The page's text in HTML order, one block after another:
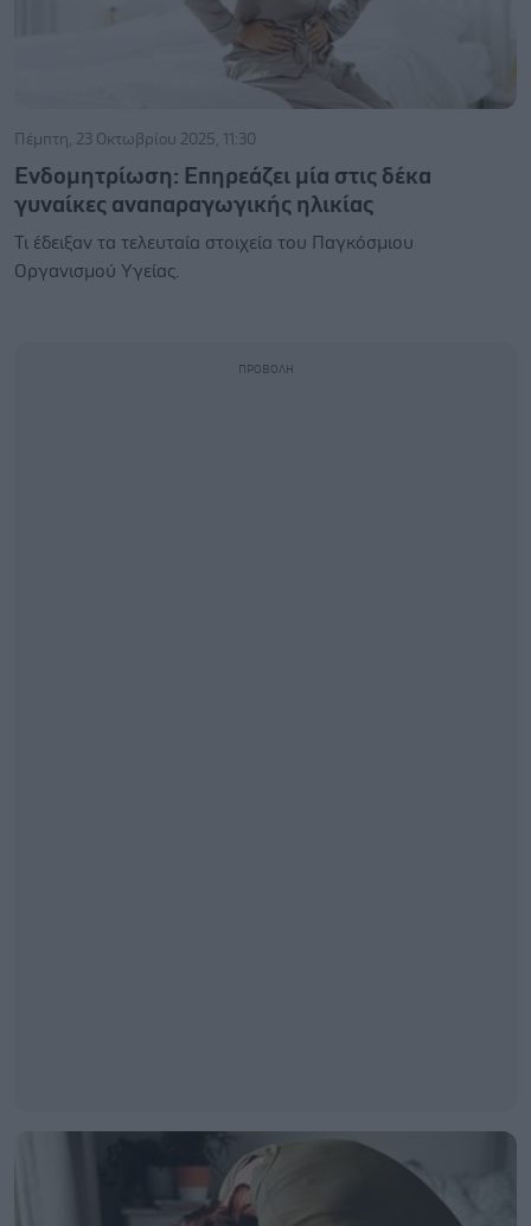
Πέμπτη, 23 Οκτωβρίου 2025, 11:30
Ενδομητρίωση: Επηρεάζει μία στις δέκα
γυναίκες αναπαραγωγικής ηλικίας
Τι έδειξαν τα τελευταία στοιχεία του Παγκόσμιου
Οργανισμού Υγείας.